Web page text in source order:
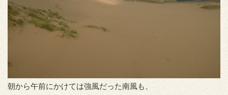
朝から午前にかけては強風だった南風も、